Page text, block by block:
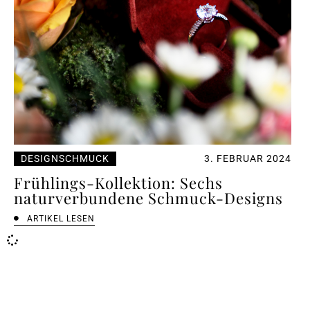
DESIGNSCHMUCK 3. FEBRUAR 2024
Frühlings-Kollektion: Sechs
naturverbundene Schmuck-Designs
ARTIKEL LESEN